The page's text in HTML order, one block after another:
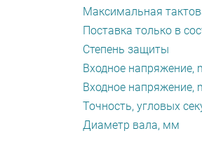
Максимальная
Поставка только в
Степень защиты
Входное напряжение,
Входное напряжение,
Точность, угловых
Диаметр вала, мм